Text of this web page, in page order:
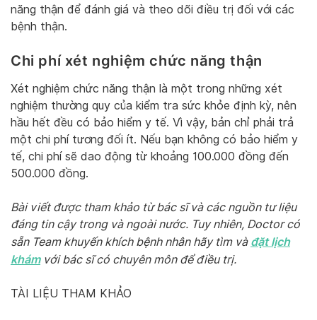
năng thận để đánh giá và theo dõi điều trị đối với các
bệnh thận.
Chi phí xét nghiệm chức năng thận
Xét nghiệm chức năng thận là một trong những xét
nghiệm thường quy của kiểm tra sức khỏe định kỳ, nên
hầu hết đều có bảo hiểm y tế. Vì vậy, bản chỉ phải trả
một chi phí tương đối ít. Nếu bạn không có bảo hiểm y
tế, chi phí sẽ dao động từ khoảng 100.000 đồng đến
500.000 đồng.
Bài viết được tham khảo từ bác sĩ và các nguồn tư liệu
đáng tin cậy trong và ngoài nước. Tuy nhiên, Doctor có
sẵn Team khuyến khích bệnh nhân hãy tìm và đặt lịch
khámvới bác sĩ có chuyên môn để điều trị.
TÀI LIỆU THAM KHẢO